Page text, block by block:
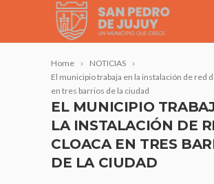
Home
NOTICIAS
El municipio trabaja en la instalación de red
en tres barrios de la ciudad
EL MUNICIPIO
LA INSTALACIÓN DE
CLOACA EN TRES
DE LA CIUDAD